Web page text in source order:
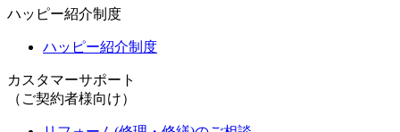
ハッピー紹介制度
ハッピー紹介制度
カスタマーサポート
（ご契約者様向け）